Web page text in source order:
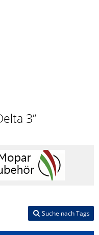
3“
Suche nach Tags